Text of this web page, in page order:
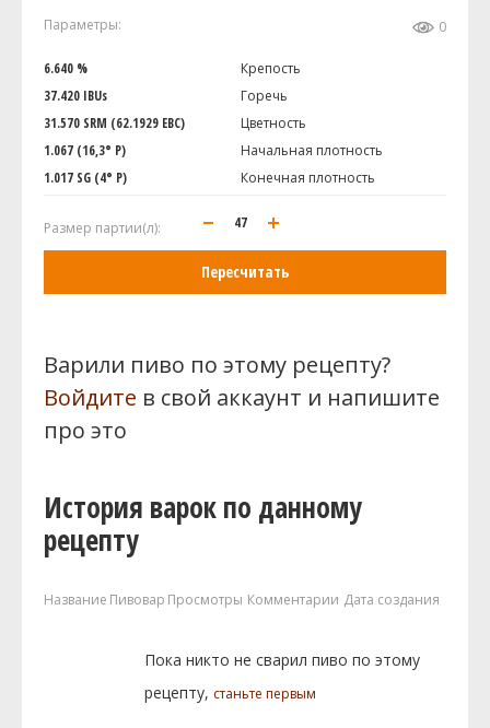
Параметры: 0
6.640 %
Крепость
37.420 IBUs
Горечь
31.570 SRM (62.1929 EBC)
Цветность
1.067 (16,3° P)
Начальная плотность
1.017 SG (4° P)
Конечная плотность
Размер партии(л):
Пересчитать
Варили пиво по этому рецепту?
Войдите в свой аккаунт и напишите
про это
История варок по данному
рецепту
Название Пивовар Просмотры Комментарии Дата создания
Пока никто не сварил пиво по этому
рецепту, станьте первым